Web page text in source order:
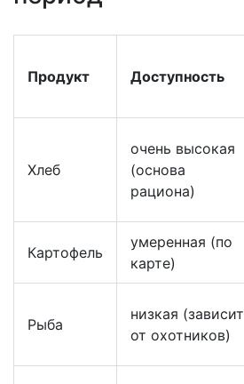
Продукт Доступность
Хлеб
очень высокая
(основа
рациона)
Картофель
умеренная (по
карте)
Рыба
низкая (зависит
от охотников)